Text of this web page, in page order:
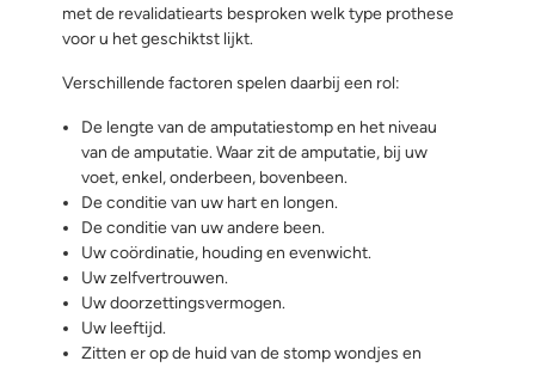
met de revalidatiearts besproken welk type prothese
voor u het geschiktst lijkt.
Verschillende factoren spelen daarbij een rol:
De lengte van de amputatiestomp en het niveau
van de amputatie. Waar zit de amputatie, bij uw
voet, enkel, onderbeen, bovenbeen.
De conditie van uw hart en longen.
De conditie van uw andere been.
Uw coördinatie, houding en evenwicht.
Uw zelfvertrouwen.
Uw doorzettingsvermogen.
Uw leeftijd.
Zitten er op de huid van de stomp wondjes en